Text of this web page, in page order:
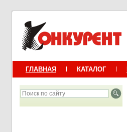
ГЛАВНАЯ КАТАЛОГ